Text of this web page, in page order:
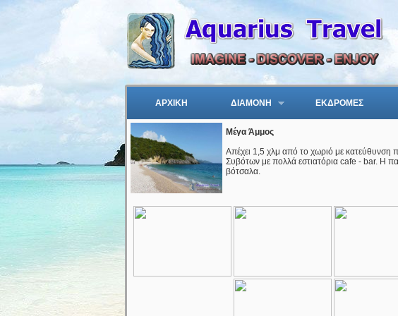
ΑΡΧΙΚΗ ΔΙΑΜΟΝΗ ΕΚΔΡΟΜΕΣ
Μέγα Άμμος
Απέχει 1,5 χλμ από το χωριό με κατεύθυνση
Συβότων με πολλά εστιατόρια cafe - bar. Η
βότσαλα.